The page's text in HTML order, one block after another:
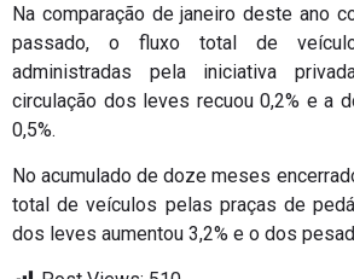
Na comparação de janeiro deste ano
passado, o fluxo total de
administradas pela iniciativa
circulação dos leves recuou 0,2% e a
0,5%.
No acumulado de doze meses
total de veículos pelas praças de
dos leves aumentou 3,2% e o dos